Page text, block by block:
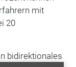
mit
20
bidirektionales